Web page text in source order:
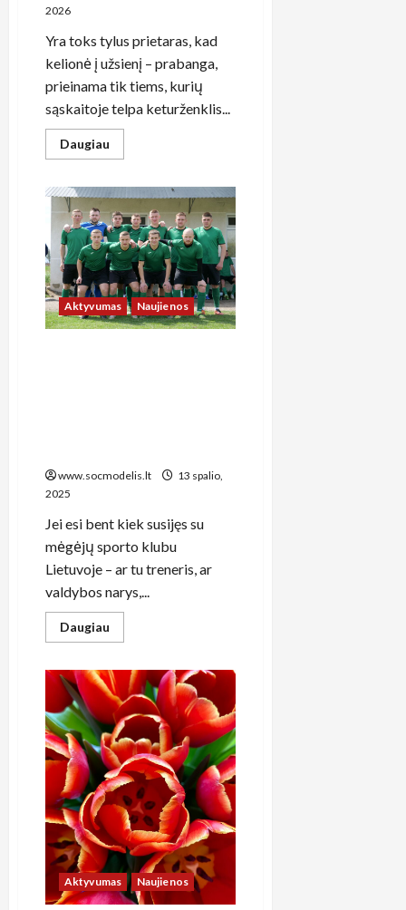
2026
Yra toks tylus prietaras, kad
kelionė į užsienį – prabanga,
prieinama tik tiems, kurių
sąskaitoje telpa keturženklis...
Daugiau
more
planuoti
į
užsienį,
kai
gauni
šalpos
išmoką:
praktinis
gidas
biudžetiniam
poilsiui
Aktyvumas Naujienos
www.socmodelis.lt
13 spalio,
2025
Jei esi bent kiek susijęs su
mėgėjų sporto klubu
Lietuvoje – ar tu treneris, ar
valdybos narys,...
Daugiau
more
lietuviški
mėgėjų
sporto
klubai
gali
pasinaudoti
valstybės
finansavimo
galimybėmis
ir
socialinio
modelio
teikiamomis
lengvatomis
Aktyvumas Naujienos